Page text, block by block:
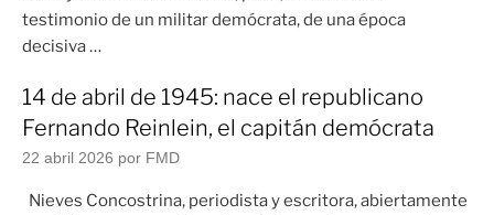
testimonio de un militar demócrata, de una época
decisiva …
14 de abril de 1945: nace el republicano
Fernando Reinlein, el capitán demócrata
22 abril 2026 por FMD
Nieves Concostrina, periodista y escritora, abiertamente